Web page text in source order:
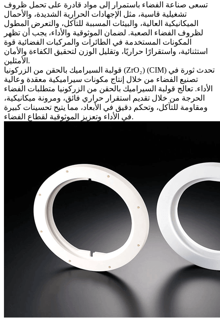
تسعى صناعة الفضاء باستمرار إلى مواد قادرة على تحمل ظروف
تشغيلية قاسية، مثل الإجهادات الحرارية الشديدة، والأحمال
الميكانيكية العالية، والبيئات المسببة للتآكل، والتعرض المطول
لظروف الفضاء الصعبة. لضمان الموثوقية والأداء، يجب أن تظهر
المكونات المستخدمة في الطائرات والمركبات الفضائية قوة
استثنائية، واستقرارًا حراريًا، وتقليل الوزن لتحقيق الكفاءة والأمان
الأمثلين.
قولبة السيراميك بالحقن من الزركونيا (ZrO₂) (CIM)
تصنيع الفضاء من خلال إنتاج مكونات سيراميكية معقدة وعالية
الأداء. تعالج قولبة السيراميك بالحقن من الزركونيا متطلبات الفضاء
الحرجة من خلال تقديم استقرار حراري فائق، ومرونة ميكانيكية،
ومقاومة للتآكل، وتحكم دقيق في الأبعاد، مما يتيح تحسينات كبيرة
في الأداء وتعزيز الموثوقية لقطاع الفضاء.